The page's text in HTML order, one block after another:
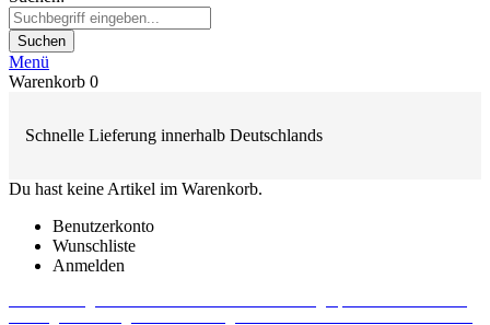
Suchen
Menü
Warenkorb 0
Schnelle Lieferung innerhalb Deutschlands
Du hast keine Artikel im Warenkorb.
Benutzerkonto
Wunschliste
Anmelden